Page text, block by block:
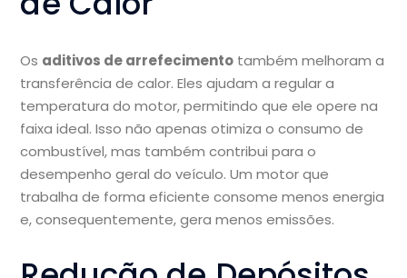
Os aditivos de arrefecimento também melhoram a
transferência de calor. Eles ajudam a regular a
temperatura do motor, permitindo que ele opere na
faixa ideal. Isso não apenas otimiza o consumo de
combustível, mas também contribui para o
desempenho geral do veículo. Um motor que
trabalha de forma eficiente consome menos energia
e, consequentemente, gera menos emissões.